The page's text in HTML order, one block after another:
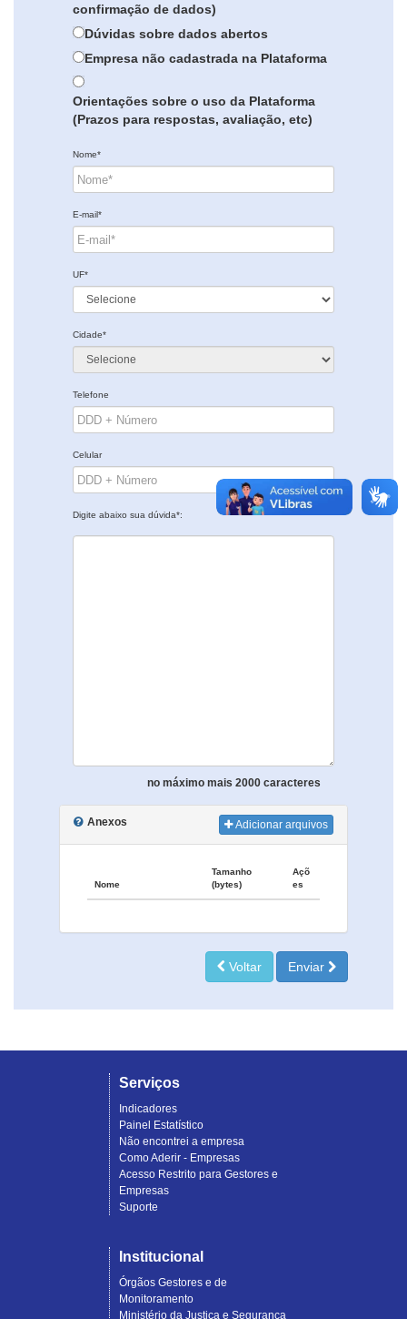
confirmação de dados)
Dúvidas sobre dados abertos
Empresa não cadastrada na Plataforma
Orientações sobre o uso da Plataforma
(Prazos para respostas, avaliação, etc)
Nome*
E-mail*
UF*
Cidade*
Telefone
Celular
Digite abaixo sua dúvida*:
no máximo mais 2000 caracteres
Anexos Adicionar arquivos
Nome
Tamanho
(bytes)
Açõ
es
Voltar Enviar
Serviços
Indicadores
Painel Estatístico
Não encontrei a empresa
Como Aderir - Empresas
Acesso Restrito para Gestores e
Empresas
Suporte
Institucional
Órgãos Gestores e de
Monitoramento
Ministério da Justiça e Segurança